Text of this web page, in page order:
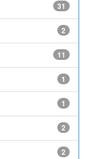
31
2
11
1
1
2
2